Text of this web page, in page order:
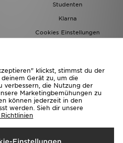
Studenten
Klarna
Cookies Einstellungen
Nach
klickst, stimmst du der
Gerät zu, um die
verbessern, die Nutzung der
Marketingbemühungen zu
können jederzeit in den
werden. Sieh dir unsere